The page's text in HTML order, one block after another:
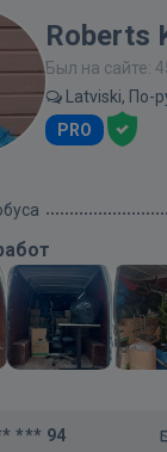
Roberts
Был на сайте:
Latviski, По-
PRO
*** 94